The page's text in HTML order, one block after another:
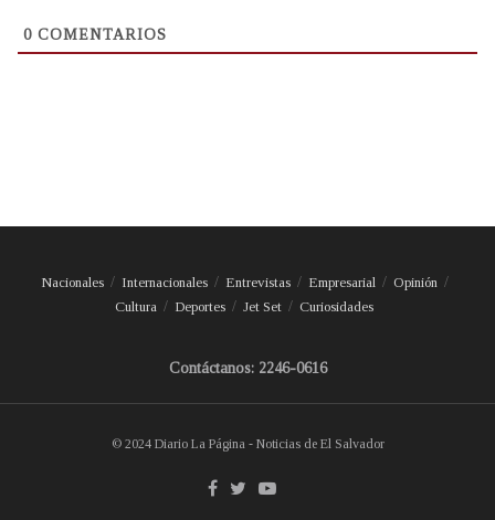
0 COMENTARIOS
Nacionales Internacionales Entrevistas Empresarial
Opinión
Cultura
Deportes Jet Set Curiosidades
Contáctanos: 2246-0616
© 2024 Diario La Página - Noticias de El Salvador